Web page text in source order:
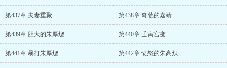
第437章 夫妻重聚 第438章 奇葩的嘉靖
第439章 胆大的朱厚熜 第440章 壬寅宫变
第441章 暴打朱厚熜 第442章 愤怒的朱高炽